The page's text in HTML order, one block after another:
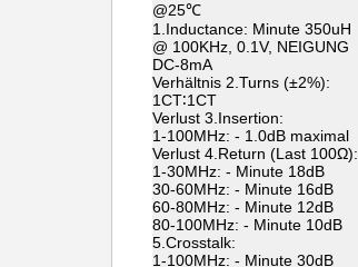
@25℃
1.Inductance: Minute 350uH
@ 100KHz, 0.1V, NEIGUNG
DC-8mA
Verhältnis 2.Turns (±2%):
1CT∶1CT
Verlust 3.Insertion:
1-100MHz: - 1.0dB maximal
Verlust 4.Return (Last 100Ω):
1-30MHz: - Minute 18dB
30-60MHz: - Minute 16dB
60-80MHz: - Minute 12dB
80-100MHz: - Minute 10dB
5.Crosstalk:
1-100MHz: - Minute 30dB